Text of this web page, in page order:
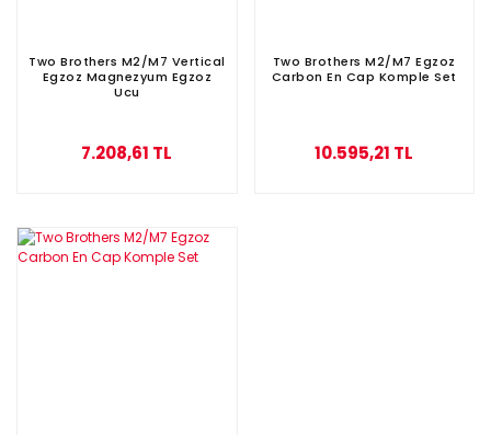
Two Brothers M2/M7 Vertical
Egzoz Magnezyum Egzoz
Ucu
7.208,61 TL
Two Brothers M2/M7 Egzoz
Carbon En Cap Komple Set
10.595,21 TL